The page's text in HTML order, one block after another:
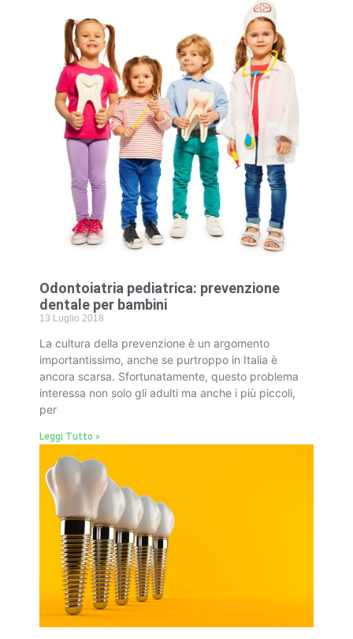
Odontoiatria pediatrica: prevenzione
dentale per bambini
13 Luglio 2018
La cultura della prevenzione è un argomento
importantissimo, anche se purtroppo in Italia è
ancora scarsa. Sfortunatamente, questo problema
interessa non solo gli adulti ma anche i più piccoli,
per
Leggi Tutto »